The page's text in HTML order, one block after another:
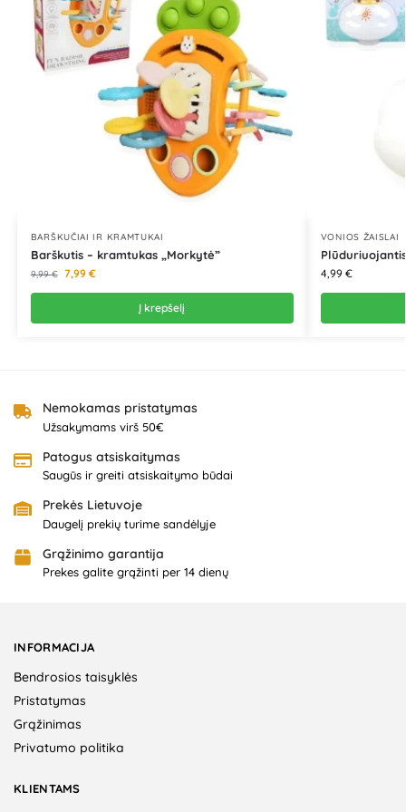
BARŠKUČIAI IR KRAMTUKAI
Barškutis – kramtukas „Morkytė”
9,99€ 7,99 €
Į krepšelį
VONIOS ŽAISLAI
4,99 €
Nemokamas pristatymas
Užsakymams virš 50€
Patogus atsiskaitymas
Saugūs ir greiti atsiskaitymo būdai
Prekės Lietuvoje
Daugelį prekių turime sandėlyje
Grąžinimo garantija
Prekes galite grąžinti per 14 dienų
INFORMACIJA
Bendrosios taisyklės
Pristatymas
Grąžinimas
Privatumo politika
KLIENTAMS